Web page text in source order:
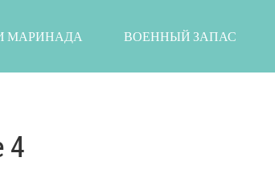
МАРИНАДА ВОЕННЫЙ ЗАПАС
4